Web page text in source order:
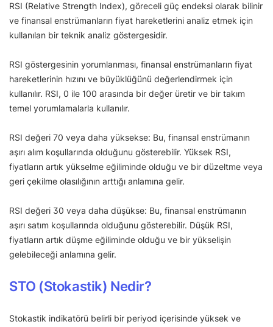
RSI (Relative Strength Index), göreceli güç endeksi olarak bilinir
ve finansal enstrümanların fiyat hareketlerini analiz etmek için
kullanılan bir teknik analiz göstergesidir.
RSI göstergesinin yorumlanması, finansal enstrümanların fiyat
hareketlerinin hızını ve büyüklüğünü değerlendirmek için
kullanılır. RSI, 0 ile 100 arasında bir değer üretir ve bir takım
temel yorumlamalarla kullanılır.
RSI değeri 70 veya daha yüksekse: Bu, finansal enstrümanın
aşırı alım koşullarında olduğunu gösterebilir. Yüksek RSI,
fiyatların artık yükselme eğiliminde olduğu ve bir düzeltme veya
geri çekilme olasılığının arttığı anlamına gelir.
RSI değeri 30 veya daha düşükse: Bu, finansal enstrümanın
aşırı satım koşullarında olduğunu gösterebilir. Düşük RSI,
fiyatların artık düşme eğiliminde olduğu ve bir yükselişin
gelebileceği anlamına gelir.
STO (Stokastik) Nedir?
Stokastik indikatörü belirli bir periyod içerisinde yüksek ve